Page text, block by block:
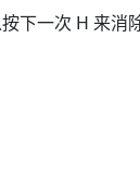
下一次 H 来消